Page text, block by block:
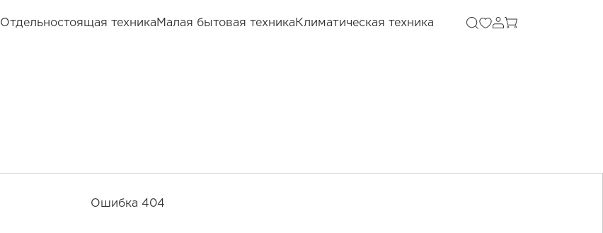
Отдельностоящая техникаМалая бытовая техникаКлиматическая техника
Ошибка 404